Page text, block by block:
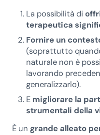
La possibilità di
terapeutica
Fornire un
(soprattutto
naturale non è
lavorando
generalizzarlo).
E migliorare la
strumentali della
È un grande alleato